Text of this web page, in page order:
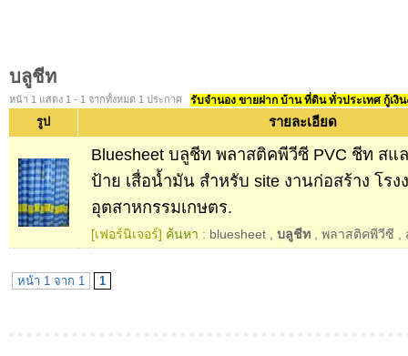
บลูชีท
หน้า 1 แสดง 1 - 1 จากทั้งหมด 1 ประกาศ รับจำนอง ขายฝาก บ้าน ที่ดิน ทั่วประเทศ กู้เงิ
รูป รายละเอียด
Bluesheet บลูชีท พลาสติคพีวีซี PVC ชีท สแ
ป้าย เสื่อน้ำมัน สำหรับ site งานก่อสร้าง โรง
อุตสาหกรรมเกษตร.
[เฟอร์นิเจอร์] ค้นหา : bluesheet บลูชีท พลาสติคพีวีซี
หน้า 1 จาก 1 1